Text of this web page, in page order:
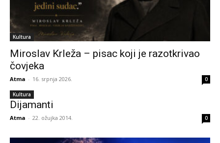
Kultura
Miroslav Krleža – pisac koji je razotkrivao
čovjeka
Atma - 16. srpnja 2026. 0
Kultura
Dijamanti
Atma - 22. ožujka 2014. 0